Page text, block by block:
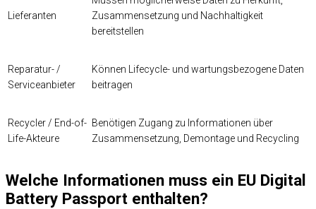
Lieferanten
Zusammensetzung und Nachhaltigkeit
bereitstellen
Reparatur- /
Serviceanbieter
Können Lifecycle- und wartungsbezogene Daten
beitragen
Recycler / End-of-
Life-Akteure
Benötigen Zugang zu Informationen über
Zusammensetzung, Demontage und Recycling
Welche Informationen muss ein EU Digital
Battery Passport enthalten?